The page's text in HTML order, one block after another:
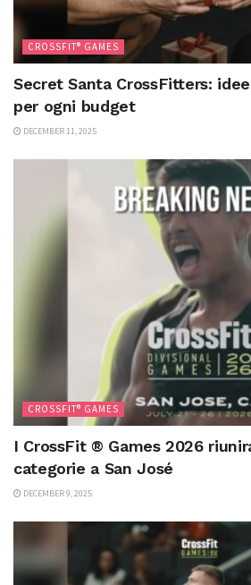
CROSSFIT® GAMES
Secret Santa CrossFitters:
per ogni budget
DECEMBER 11, 2025
CROSSFIT® GAMES
I CrossFit ® Games 2026
categorie a San José
DECEMBER 9, 2025